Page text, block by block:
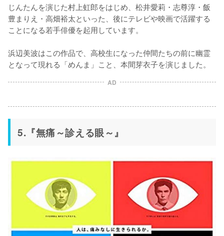
じんたんを演じた村上虹郎をはじめ、松井愛莉・志尊淳・飯
豊まりえ・高畑裕太といった、後にテレビや映画で活躍する
ことになる若手俳優を起用しています。
浜辺美波はこの作品で、高校生になった仲間たちの前に幽霊
となって現れる「めんま」こと、本間芽衣子を演じました。
AD
5.『無痛～診える眼～』